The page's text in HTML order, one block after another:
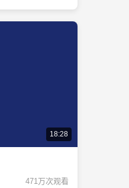
18:28
471万次观看